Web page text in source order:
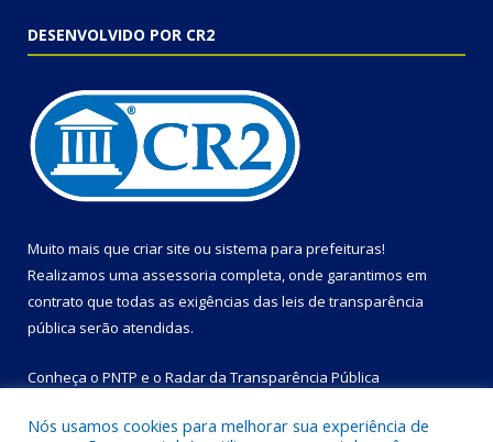
DESENVOLVIDO POR CR2
Muito mais que criar site ou sistema para prefeituras!
Realizamos uma assessoria completa, onde garantimos em
contrato que todas as exigências das leis de transparência
pública serão atendidas.
Conheça o PNTP e o Radar da Transparência Pública
Nós usamos cookies para melhorar sua experiência de